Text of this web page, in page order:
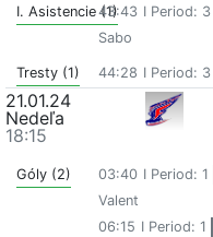
I. Asistencie (1)43:43 I Period: 3
Sabo
Tresty (1) 44:28 I Period: 3
21.01.24
Nedeľa
18:15
Góly (2) 03:40 I Period: 1
Valent
06:15 I Period: 1